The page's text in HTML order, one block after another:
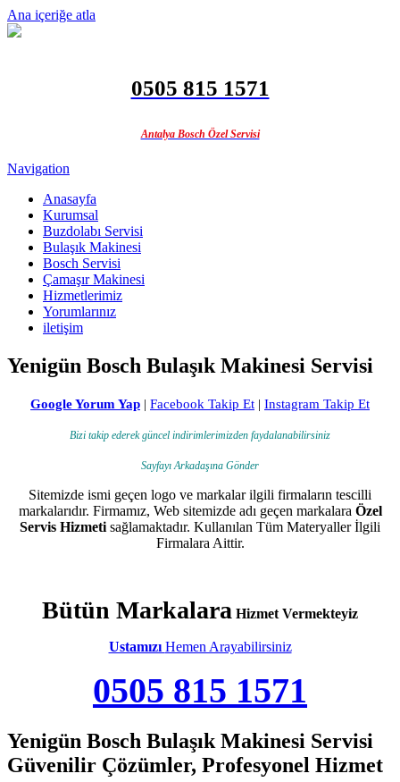
Ana içeriğe atla
0505 815 1571
Antalya Bosch Özel Servisi
Navigation
Anasayfa
Kurumsal
Buzdolabı Servisi
Bulaşık Makinesi
Bosch Servisi
Çamaşır Makinesi
Hizmetlerimiz
Yorumlarınız
iletişim
Yenigün Bosch Bulaşık Makinesi Servisi
Google Yorum Yap | Facebook Takip Et | Instagram Takip Et
Bizi takip ederek güncel indirimlerimizden faydalanabilirsiniz
Sayfayı Arkadaşına Gönder
Sitemizde ismi geçen logo ve markalar ilgili firmaların tescilli
markalarıdır. Firmamız, Web sitemizde adı geçen markalara Özel
Servis Hizmeti sağlamaktadır. Kullanılan Tüm Materyaller İlgili
Firmalara Aittir.
Bütün Markalara Hizmet Vermekteyiz
Ustamızı Hemen Arayabilirsiniz
0505 815 1571
Yenigün Bosch Bulaşık Makinesi Servisi
Güvenilir Çözümler, Profesyonel Hizmet